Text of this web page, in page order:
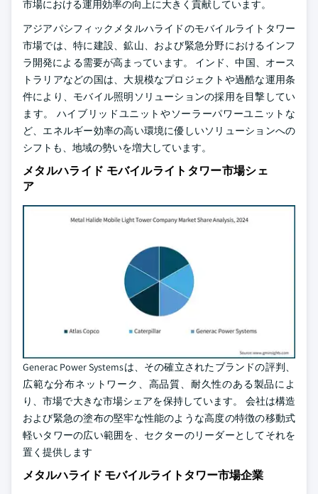
市場における運用効率の向上に大きく貢献しています。
アジアパシフィックメタルハライドのモバイルライトタワー
市場では、特に建設、鉱山、および緊急分野におけるインフ
ラ開発による需要が高まっています。 インド、中国、オース
トラリアなどの国は、大規模なプロジェクトや過酷な運用条
件により、モバイル照明ソリューションの採用を目撃してい
ます。 ハイブリッドユニットやソーラーパワーユニットな
ど、エネルギー効率の高い環境に優しいソリューションへの
シフトも、地域の勢いを増大しています。
メタルハライド モバイルライトタワー市場シェ
ア
Generac Power Systemsは、その確立されたブランドの評判、
広範な分布ネットワーク、高品質、耐久性のある製品によ
り、市場で大きな市場シェアを保持しています。 会社は構造
および緊急の塗布の堅牢な性能のような高度の特徴の移動式
軽いタワーの広い範囲を、セクターのリーダーとしてそれを
置く提供します
メタルハライド モバイルライトタワー市場企業